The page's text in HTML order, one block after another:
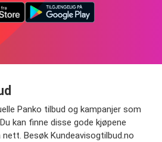
Panko tilbud og kampanjer som
kan finne disse gode kjøpene
Besøk Kundeavisogtilbud.no